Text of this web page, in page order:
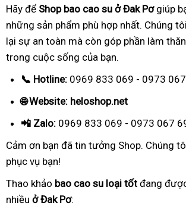
Hãy để Shop bao cao su ở Đak Pơgiúp
những sản phẩm phù hợp nhất. Chúng
lại sự an toàn mà còn góp phần làm
trong cuộc sống của bạn.
📞 Hotline: 0969 833 069 - 0973
🌐 Website: heloshop.net
📲 Zalo: 0969 833 069 - 0973 067
Cảm ơn bạn đã tin tưởng Shop. Chúng
phục vụ bạn!
Thao khảo bao cao su loại tốt đang
nhiều ở Đak Pơ: